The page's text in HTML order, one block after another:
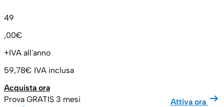
49
,00€
+IVA all'anno
59,78€ IVA inclusa
Acquista ora
Prova GRATIS 3 mesi
Attiva ora arrow_right_alt